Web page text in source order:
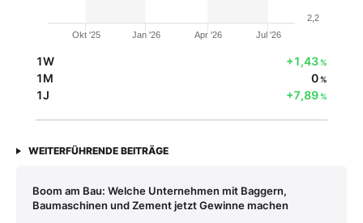
Okt '25 Jan '26 Apr '26 Jul '26
2,2
1W +1,43%
1M 0%
1J +7,89%
WEITERFÜHRENDE BEITRÄGE
Boom am Bau: Welche Unternehmen mit Baggern,
Baumaschinen und Zement jetzt Gewinne machen